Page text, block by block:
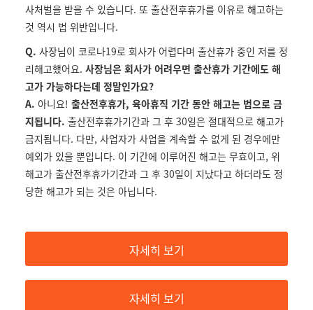
사처벌을 받을 수 있습니다. 또 출산전후휴가를 이유로 해고하는
것 역시 법 위반입니다.
Q. 사장님이 코로나19로 회사가 어렵다며 출산휴가 중인 저를 정
리해고했어요. 사장님은 회사가 어려우면 출산휴가 기간에도 해
고가 가능하다는데 정말인가요?
A. 아니요! 출산전후휴가, 육아휴직 기간 동안 해고는 법으로 금
지됩니다. 출산전후휴가기간과 그 후 30일은 절대적으로 해고가
금지됩니다. 다만, 사업자가 사업을 계속할 수 없게 된 경우에만
예외가 있을 뿐입니다. 이 기간에 이루어진 해고는 무효이고, 위
해고가 출산전후휴가기간과 그 후 30일이 지났다고 하더라도 정
당한 해고가 되는 것은 아닙니다.
자세히 보기
자세히 보기